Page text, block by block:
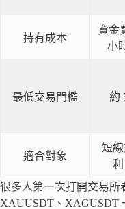
持有成本
資金
小
最低交易門檻 約
適合對象
短
很多人第一次打開交易所
XAUUSDT、XAGUSDT